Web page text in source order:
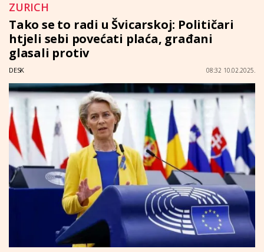
ZURICH
Tako se to radi u Švicarskoj: Političari
htjeli sebi povećati plaća, građani
glasali protiv
DESK 08:32 10.02.2025.